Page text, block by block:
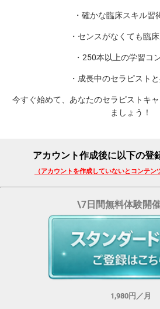
・確かな臨床スキル習
・センスがなくても臨
・250本以上の学習コ
・成長中のセラピスト
今すぐ始めて、あなたのセラピストキ
ましょう！
アカウント作成後に以下の登
（アカウントを作成していないとコンテン
\7日間無料体験開
1,980円／月